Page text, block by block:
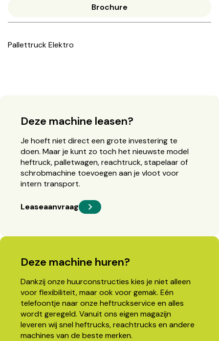
Brochure
Pallettruck Elektro
Deze machine leasen?
Je hoeft niet direct een grote investering te
doen. Maar je kunt zo toch het nieuwste model
heftruck, palletwagen, reachtruck, stapelaar of
schrobmachine toevoegen aan je vloot voor
intern transport.
Leaseaanvraag
Deze machine huren?
Dankzij onze huurconstructies kies je niet alleen
voor flexibiliteit, maar ook voor gemak. Eén
telefoontje naar onze heftruckservice en alles
wordt geregeld. Vanuit ons eigen magazijn
leveren wij snel heftrucks, reachtrucks en andere
machines van de beste merken.